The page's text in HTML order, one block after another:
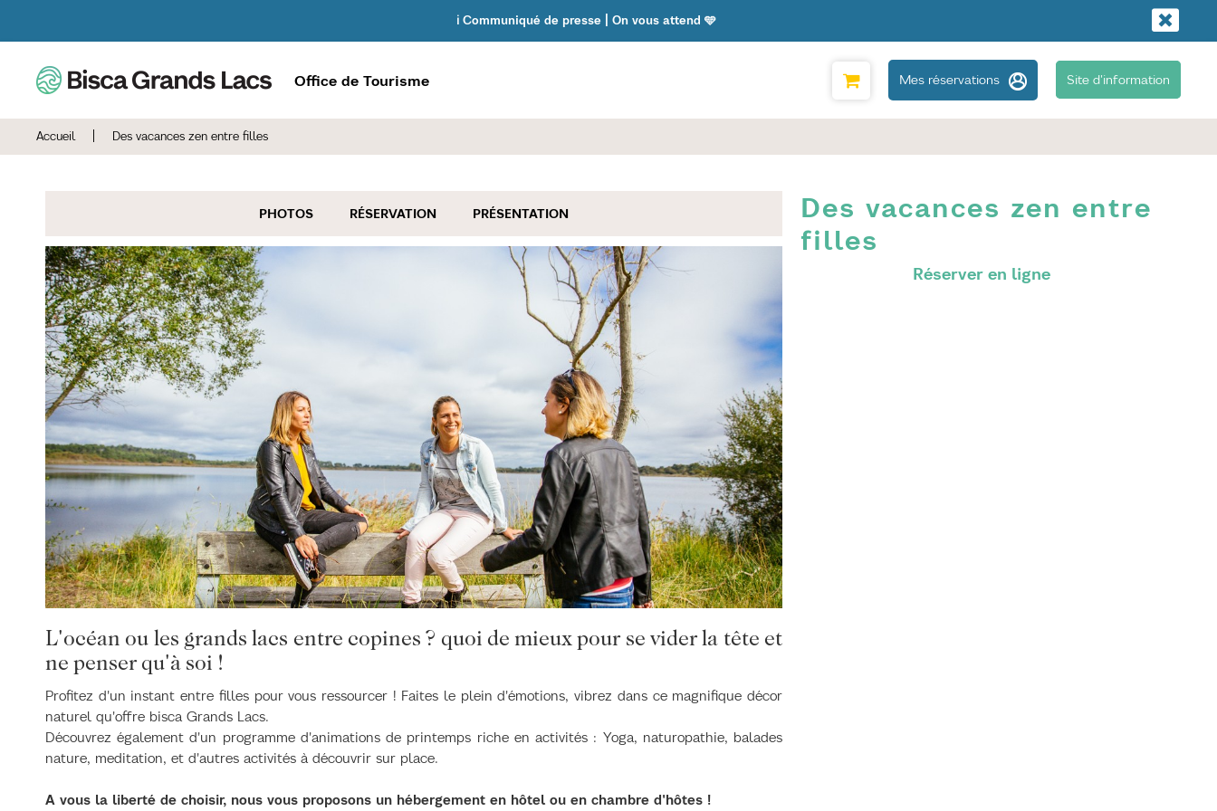
ℹ️ Communiqué de presse | On vous attend 🩵
Office de Tourisme Mes réservations Site d'information
Accueil Des vacances zen entre filles
PHOTOS RÉSERVATION PRÉSENTATION
Des vacances zen entre
filles
L'océan ou les grands lacs entre copines ? quoi de mieux pour se vider la tête et
ne penser qu'à soi !
Profitez d'un instant entre filles pour vous ressourcer ! Faites le plein d'émotions, vibrez dans ce magnifique décor
naturel qu'offre bisca Grands Lacs.
Découvrez également d'un programme d'animations de printemps riche en activités : Yoga, naturopathie, balades
nature, meditation, et d'autres activités à découvrir sur place.
A vous la liberté de choisir, nous vous proposons un hébergement en hôtel ou en chambre d'hôtes !